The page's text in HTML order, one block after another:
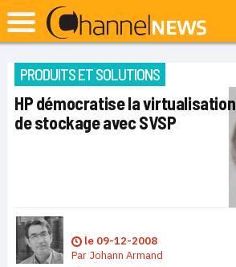
PRODUITS ET SOLUTIONS
HP démocratise la virtualisation
de stockage avec SVSP
le 09-12-2008
Par Johann Armand